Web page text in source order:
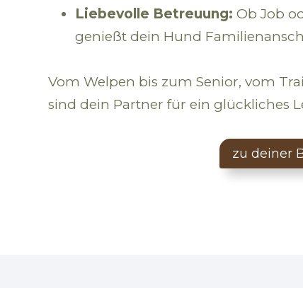
Liebevolle Betreuung: Ob Job
genießt dein Hund
Vom Welpen bis zum Senior, vom
sind dein Partner für ein glückliches
zu deiner